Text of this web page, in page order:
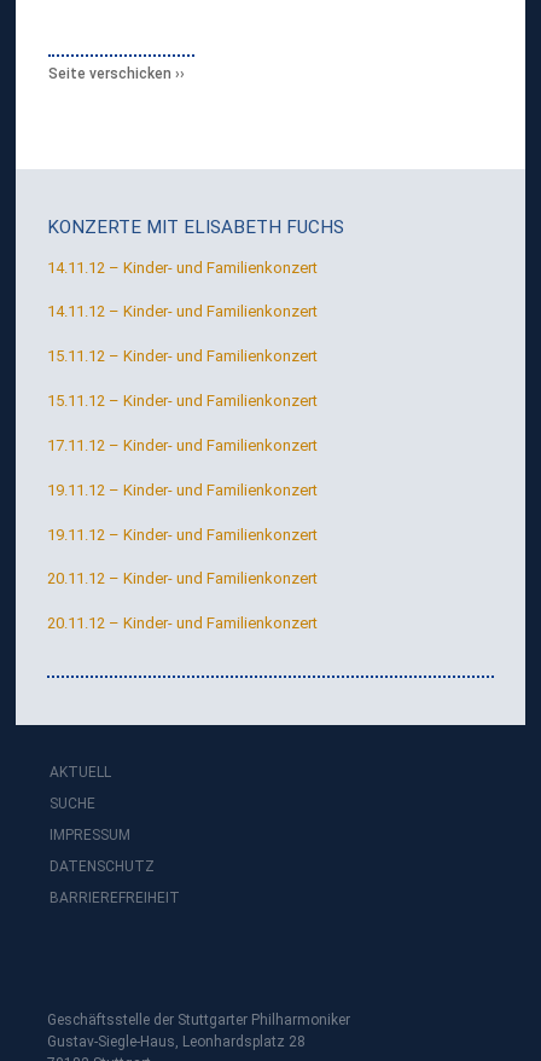
KONZERTE MIT ELISABETH FUCHS
14.11.12 – Kinder- und Familienkonzert
14.11.12 – Kinder- und Familienkonzert
15.11.12 – Kinder- und Familienkonzert
15.11.12 – Kinder- und Familienkonzert
17.11.12 – Kinder- und Familienkonzert
19.11.12 – Kinder- und Familienkonzert
19.11.12 – Kinder- und Familienkonzert
20.11.12 – Kinder- und Familienkonzert
20.11.12 – Kinder- und Familienkonzert
Seite verschicken
AKTUELL
SUCHE
IMPRESSUM
DATENSCHUTZ
BARRIEREFREIHEIT
Geschäftsstelle der Stuttgarter Philharmoniker
Gustav-Siegle-Haus, Leonhardsplatz 28